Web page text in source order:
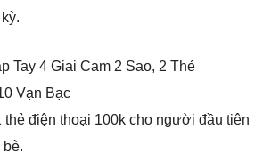
Tay 4 Giai Cam 2 Sao, 2 Thẻ
Vạn Bạc
thẻ điện thoại 100k cho người đầu tiên